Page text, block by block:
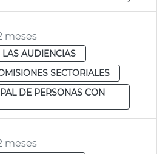
meses
AUDIENCIAS
SECTORIALES
DE PERSONAS CON
meses